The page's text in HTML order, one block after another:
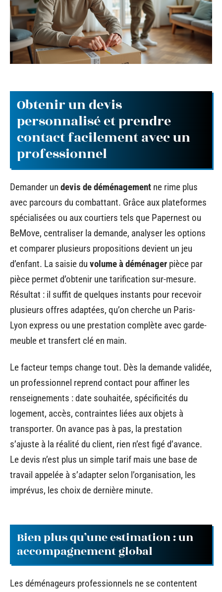
Obtenir un devis
personnalisé et prendre
contact facilement avec un
professionnel
Demander un devis de déménagement ne rime plus
avec parcours du combattant. Grâce aux plateformes
spécialisées ou aux courtiers tels que Papernest ou
BeMove, centraliser la demande, analyser les options
et comparer plusieurs propositions devient un jeu
d’enfant. La saisie du volume à déménager pièce par
pièce permet d’obtenir une tarification sur-mesure.
Résultat : il suffit de quelques instants pour recevoir
plusieurs offres adaptées, qu’on cherche un Paris-
Lyon express ou une prestation complète avec garde-
meuble et transfert clé en main.
Le facteur temps change tout. Dès la demande validée,
un professionnel reprend contact pour affiner les
renseignements : date souhaitée, spécificités du
logement, accès, contraintes liées aux objets à
transporter. On avance pas à pas, la prestation
s’ajuste à la réalité du client, rien n’est figé d’avance.
Le devis n’est plus un simple tarif mais une base de
travail appelée à s’adapter selon l’organisation, les
imprévus, les choix de dernière minute.
Bien plus qu’une estimation : un
accompagnement global
Les déménageurs professionnels ne se contentent